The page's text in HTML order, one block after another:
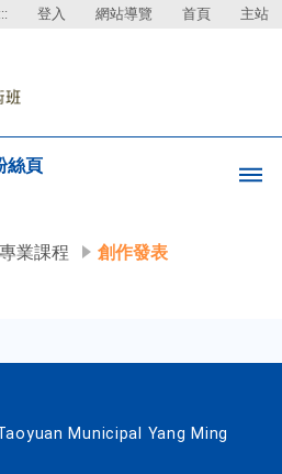
絲頁
::: 登入 網站導覽 首頁 主站
業課程 創作發表
Municipal Yang Ming